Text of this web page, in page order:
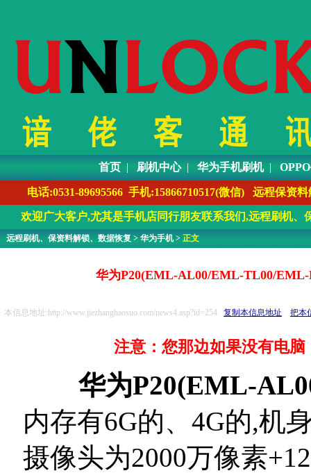
首页| 刷机中心| 华为手机刷机|
电话:0531-89695566 手机:15866710517(微信) 远程保资
欢迎广大客户,尤其是手机店同行朋友联系我们,远程刷机
远程刷机、保资料解锁、数据恢复 > 华为手机> 正文
华为P20(EML-AL00/EML-TL00/
本信息地址:http://www.jiezhanghaosuo.com/news4.asp?id=254 复制本信息地址 把本
注意：您那边如果没有电
华为P20(EML-
内存有6G的、4G的,机
摄像头为2000万像素